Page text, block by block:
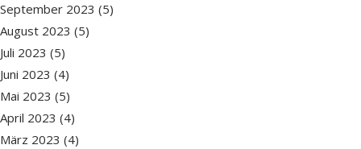
September 2023 (5)
August 2023 (5)
Juli 2023 (5)
Juni 2023 (4)
Mai 2023 (5)
April 2023 (4)
März 2023 (4)